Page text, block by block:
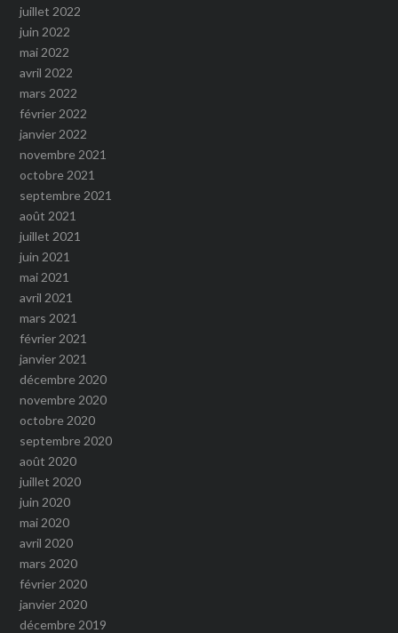
juillet 2022
juin 2022
mai 2022
avril 2022
mars 2022
février 2022
janvier 2022
novembre 2021
octobre 2021
septembre 2021
août 2021
juillet 2021
juin 2021
mai 2021
avril 2021
mars 2021
février 2021
janvier 2021
décembre 2020
novembre 2020
octobre 2020
septembre 2020
août 2020
juillet 2020
juin 2020
mai 2020
avril 2020
mars 2020
février 2020
janvier 2020
décembre 2019